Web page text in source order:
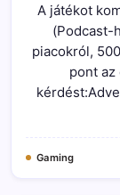
A játékot
(Podcast-
piacokról,
pont
Gaming